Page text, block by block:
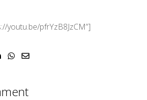
youtu.be/pfrYzB8JzCM”]
LinkedInWhatsapp
Share